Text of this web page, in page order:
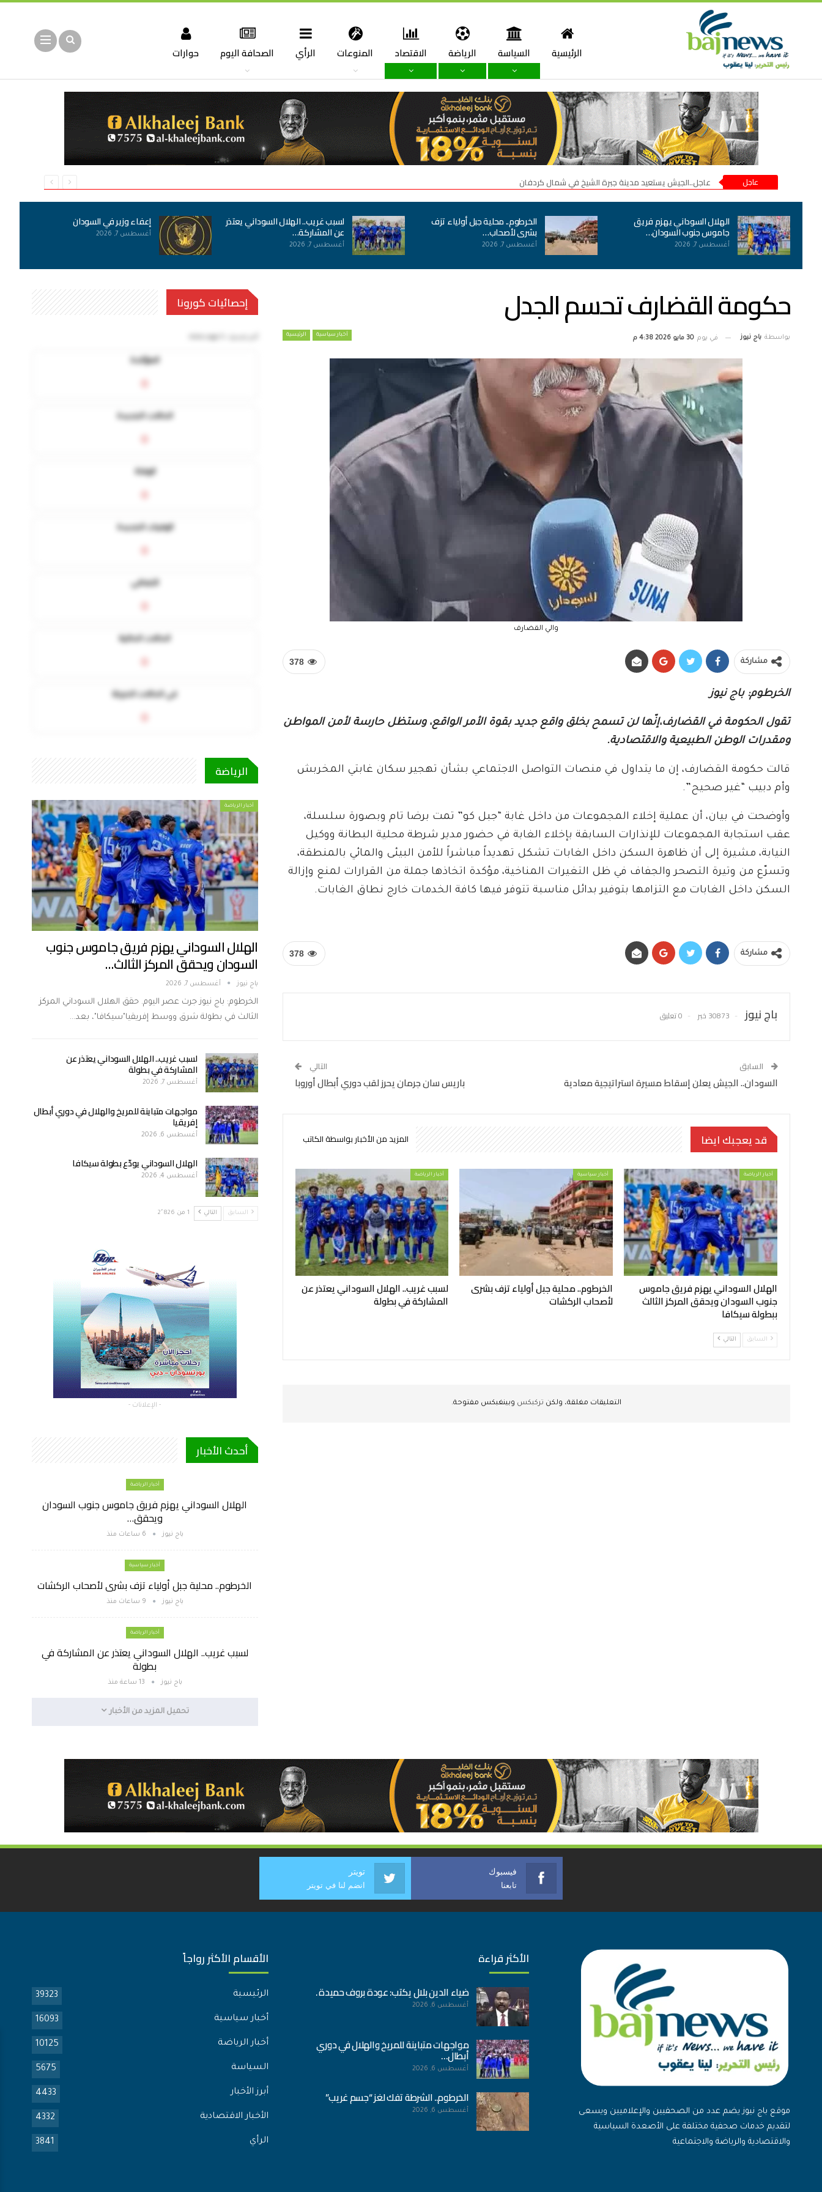
الرئيسية السياسة الرياضة الاقتصاد المنوعات الرأي الصحافة اليوم حوارات
عاجل عاجل..الجيش يستعيد مدينة جبرة الشيخ في شمال كردفان
الهلال السوداني يهزم فريق
جاموس جنوب السودان…
أغسطس 7, 2026
الخرطوم.. محلية جبل أولياء تزف
بشرى لأصحاب…
أغسطس 7, 2026
لسبب غريب.. الهلال السوداني يعتذر
عن المشاركة…
أغسطس 7, 2026
إعفاء وزير في السودان
أغسطس 7, 2026
حكومة القضارف تحسم الجدل
أخبار سياسية الرئيسية بواسطة باج نيوز في يوم 30 مايو 2026 4:38 م
والي القضارف
378 مشاركة
الخرطوم: باج نيوز
تقول الحكومة في القضارف،إنّها لن تسمح بخلق واقع جديد بقوة الأمر الواقع، وستظل حارسة لأمن المواطن
ومقدرات الوطن الطبيعية والاقتصادية.
قالت حكومة القضارف، إن ما يتداول في منصات التواصل الاجتماعي بشأن تهجير سكان غابتي المخربش
وأم دبيب “غير صحيح”.
وأوضحت في بيان، أن عملية إخلاء المجموعات من داخل غابة “جبل كو” تمت برضا تام وبصورة سلسلة،
عقب استجابة المجموعات للإنذارات السابقة بإخلاء الغابة في حضور مدير شرطة محلية البطانة ووكيل
النيابة، مشيرة إلى أن ظاهرة السكن داخل الغابات تشكل تهديداً مباشراً للأمن البيئى والمائي بالمنطقة،
وتسرّع من وتيرة التصحر والجفاف في ظل التغيرات المناخية، مؤكدة اتخاذها جملة من القرارات لمنع وإزالة
السكن داخل الغابات مع التزامها بتوفير بدائل مناسبة تتوفر فيها كافة الخدمات خارج نطاق الغابات.
378 مشاركة
باج نيوز 30873 خبر 0 تعليق
السابق
السودان.. الجيش يعلن إسقاط مسيرة استراتيجية معادية
التالي
باريس سان جرمان يحرز لقب دوري أبطال أوروبا
قد يعجبك ايضا المزيد من الأخبار بواسطة الكاتب
أخبار الرياضة
الهلال السوداني يهزم فريق جاموس
جنوب السودان ويحقق المركز الثالث
ببطولة سيكافا
أخبار سياسية
الخرطوم.. محلية جبل أولياء تزف بشرى
لأصحاب الركشات
أخبار الرياضة
لسبب غريب.. الهلال السوداني يعتذر عن
المشاركة في بطولة
السابق التالي
التعليقات مغلقة، ولكن تركبكس وبينغبكس مفتوحة.
إحصائيات كورونا
التعافي
في الحالات الحرجة
الرياضة
أخبار الرياضة
الهلال السوداني يهزم فريق جاموس جنوب
السودان ويحقق المركز الثالث…
باج نيوز أغسطس 7, 2026
الخرطوم: باج نيوز جرت عصر اليوم. حقق الهلال السوداني المركز
الثالث في بطولة شرق ووسط إفريقيا"سيكافا"، بعد…
لسبب غريب.. الهلال السوداني يعتذر عن
المشاركة في بطولة
أغسطس 7, 2026
مواجهات متباينة للمريخ والهلال في دوري أبطال
إفريقيا
أغسطس 6, 2026
الهلال السوداني يودّع بطولة سيكافا
أغسطس 4, 2026
السابق التالي 1 من 2٬826
- الإعلانات -
أحدث الأخبار
أخبار الرياضة
الهلال السوداني يهزم فريق جاموس جنوب السودان
ويحقق…
باج نيوز 6 ساعات منذ
أخبار سياسية
الخرطوم.. محلية جبل أولياء تزف بشرى لأصحاب الركشات
باج نيوز 9 ساعات منذ
أخبار الرياضة
لسبب غريب.. الهلال السوداني يعتذر عن المشاركة في
بطولة
باج نيوز 13 ساعة منذ
تحميل المزيد من الأخبار
فيسبوك
تابعنا
تويتر
انضم لنا في تويتر
موقع باج نيوز يضم عدد من الصحفيين والإعلاميين ويسعى
لتقديم خدمات صحفية مختلفة على الأصعدة السياسية
والاقتصادية والرياضة والاجتماعية
الأكثر قراءة
ضياء الدين بلال يكتب: عودة بروف حميدة .
أغسطس 6, 2026
مواجهات متباينة للمريخ والهلال في دوري
أبطال…
أغسطس 6, 2026
الخرطوم.. الشرطة تفك لغز “جسم غريب”
أغسطس 6, 2026
الأقسام الأكثر رواجاً
الرئيسية 39323
أخبار سياسية 16093
أخبار الرياضة 10125
السياسة 5675
أبرز الأخبار 4433
الأخبار الاقتصادية 4332
الرأي 3841